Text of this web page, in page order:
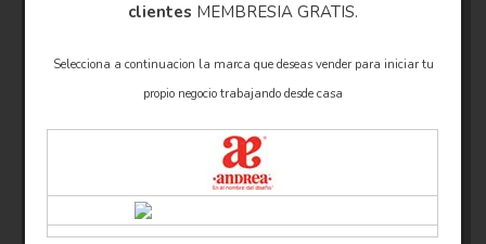
clientes MEMBRESIA GRATIS.
Selecciona a continuacion la marca que deseas vender para iniciar tu
propio negocio trabajando desde casa